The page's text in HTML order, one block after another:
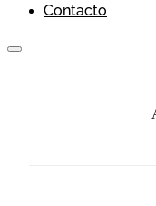
Contacto